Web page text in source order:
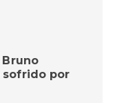
Bruno
sofrido por